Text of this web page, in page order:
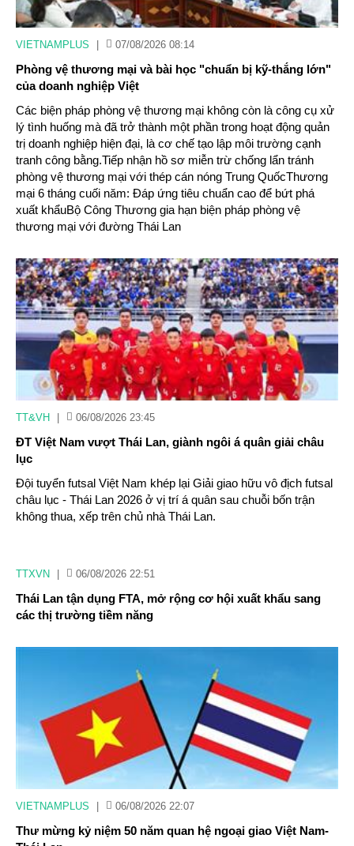
VIETNAMPLUS 07/08/2026 08:14
Phòng vệ thương mại và bài học "chuẩn bị kỹ-thắng lớn"
của doanh nghiệp Việt
Các biện pháp phòng vệ thương mại không còn là công cụ xử
lý tình huống mà đã trở thành một phần trong hoạt động quản
trị doanh nghiệp hiện đại, là cơ chế tạo lập môi trường cạnh
tranh công bằng.Tiếp nhận hồ sơ miễn trừ chống lẩn tránh
phòng vệ thương mại với thép cán nóng Trung QuốcThương
mại 6 tháng cuối năm: Đáp ứng tiêu chuẩn cao để bứt phá
xuất khẩuBộ Công Thương gia hạn biện pháp phòng vệ
thương mại với đường Thái Lan
TT&VH 06/08/2026 23:45
ĐT Việt Nam vượt Thái Lan, giành ngôi á quân giải châu
lục
Đội tuyển futsal Việt Nam khép lại Giải giao hữu vô địch futsal
châu lục - Thái Lan 2026 ở vị trí á quân sau chuỗi bốn trận
không thua, xếp trên chủ nhà Thái Lan.
TTXVN 06/08/2026 22:51
Thái Lan tận dụng FTA, mở rộng cơ hội xuất khẩu sang
các thị trường tiềm năng
VIETNAMPLUS 06/08/2026 22:07
Thư mừng kỷ niệm 50 năm quan hệ ngoại giao Việt Nam-